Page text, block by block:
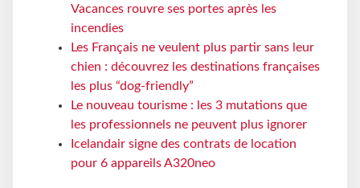
Vacances rouvre ses portes après les
incendies
Les Français ne veulent plus partir sans leur
chien : découvrez les destinations françaises
les plus “dog-friendly”
Le nouveau tourisme : les 3 mutations que
les professionnels ne peuvent plus ignorer
Icelandair signe des contrats de location
pour 6 appareils A320neo